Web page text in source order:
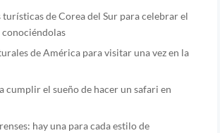
turísticas de Corea del Sur para celebrar el
de América para visitar una vez en la
cumplir el sueño de hacer un safari en
hay una para cada estilo de